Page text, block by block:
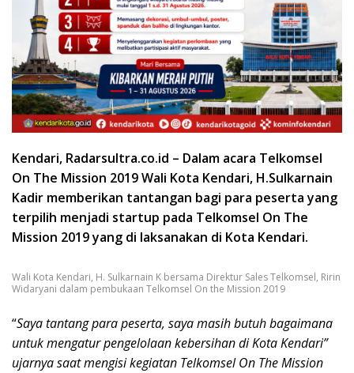
Kendari, Radarsultra.co.id – Dalam acara Telkomsel
On The Mission 2019Wali Kota Kendari, H.Sulkarnain
Kadir memberikan tantangan bagi para peserta yang
terpilih menjadi startup pada Telkomsel On The
Mission 2019 yang di laksanakan di Kota Kendari.
Wali Kota Kendari, H. Sulkarnain K bersama Direktur Sales Telkomsel, Ririn
Widaryani dalam pembukaan Telkomsel On the Mission 2019
“Saya tantang para peserta, saya masih butuh bagaimana
untuk mengatur pengelolaan kebersihan di Kota Kendari”
ujarnya saat mengisi kegiatan Telkomsel On The Mission